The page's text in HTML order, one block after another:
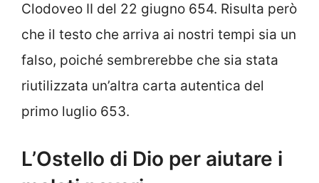
Clodoveo II del 22 giugno 654. Risulta però
che il testo che arriva ai nostri tempi sia un
falso, poiché sembrerebbe che sia stata
riutilizzata un’altra carta autentica del
primo luglio 653.
L’Ostello di Dio per aiutare i